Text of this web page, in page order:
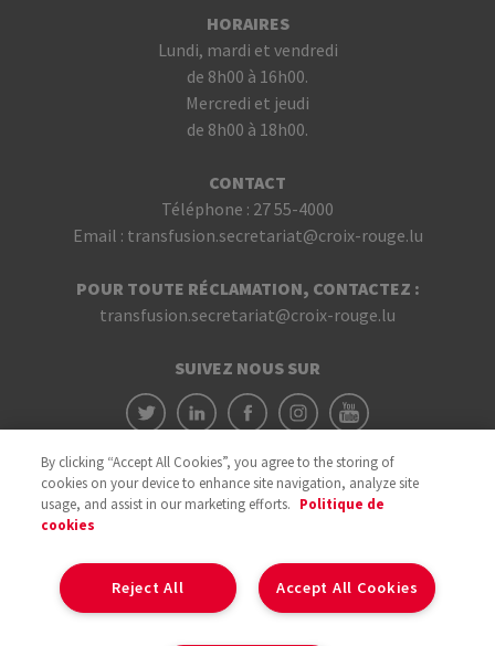
HORAIRES
Lundi, mardi et vendredi
de 8h00 à 16h00.
Mercredi et jeudi
de 8h00 à 18h00.
CONTACT
Téléphone : 27 55-4000
Email : transfusion.secretariat@croix-rouge.lu
POUR TOUTE RÉCLAMATION, CONTACTEZ :
transfusion.secretariat@croix-rouge.lu
SUIVEZ NOUS SUR
By clicking “Accept All Cookies”, you agree to the storing of
cookies on your device to enhance site navigation, analyze site
usage, and assist in our marketing efforts. Politique de
cookies
Accept All Cookies
Reject All